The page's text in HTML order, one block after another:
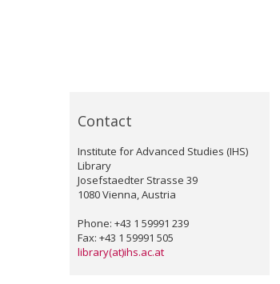
Contact
Institute for Advanced Studies (IHS)
Library
Josefstaedter Strasse 39
1080 Vienna, Austria
Phone: +43 1 59991 239
Fax: +43 1 59991 505
library(at)ihs.ac.at